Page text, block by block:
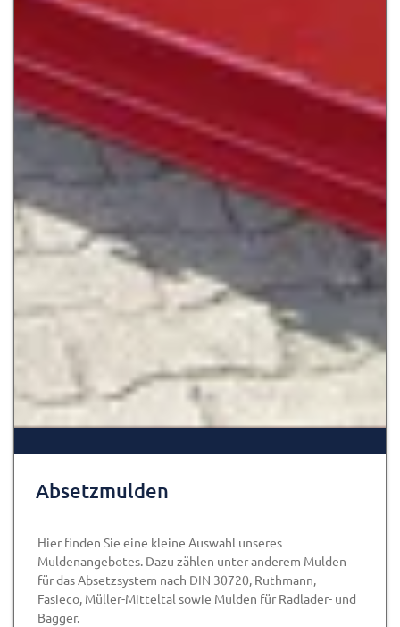
Absetzmulden
Hier finden Sie eine kleine Auswahl unseres
Muldenangebotes. Dazu zählen unter anderem Mulden
für das Absetzsystem nach DIN 30720, Ruthmann,
Fasieco, Müller-Mitteltal sowie Mulden für Radlader- und
Bagger.